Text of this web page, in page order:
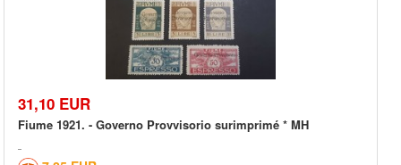
31,10 EUR
Fiume 1921. - Governo Provvisorio surimprimé * MH